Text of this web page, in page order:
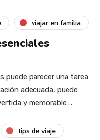
viajar en familia
puede parecer una tarea
adecuada, puede
y memorable….
tips de viaje